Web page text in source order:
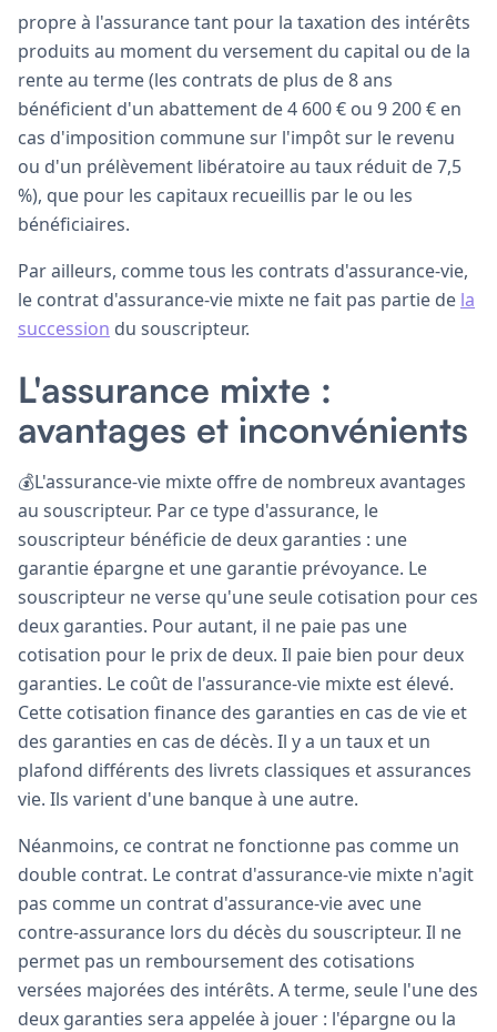
propre à l'assurance tant pour la taxation des intérêts
produits au moment du versement du capital ou de la
rente au terme (les contrats de plus de 8 ans
bénéficient d'un abattement de 4 600 € ou 9 200 € en
cas d'imposition commune sur l'impôt sur le revenu
ou d'un prélèvement libératoire au taux réduit de 7,5
%), que pour les capitaux recueillis par le ou les
bénéficiaires.
Par ailleurs, comme tous les contrats d'assurance-vie,
le contrat d'assurance-vie mixte ne fait pas partie de la
succession du souscripteur.
L'assurance mixte :
avantages et inconvénients
💰L'assurance-vie mixte offre de nombreux avantages
au souscripteur. Par ce type d'assurance, le
souscripteur bénéficie de deux garanties : une
garantie épargne et une garantie prévoyance. Le
souscripteur ne verse qu'une seule cotisation pour ces
deux garanties. Pour autant, il ne paie pas une
cotisation pour le prix de deux. Il paie bien pour deux
garanties. Le coût de l'assurance-vie mixte est élevé.
Cette cotisation finance des garanties en cas de vie et
des garanties en cas de décès. Il y a un taux et un
plafond différents des livrets classiques et assurances
vie. Ils varient d'une banque à une autre.
Néanmoins, ce contrat ne fonctionne pas comme un
double contrat. Le contrat d'assurance-vie mixte n'agit
pas comme un contrat d'assurance-vie avec une
contre-assurance lors du décès du souscripteur. Il ne
permet pas un remboursement des cotisations
versées majorées des intérêts. A terme, seule l'une des
deux garanties sera appelée à jouer : l'épargne ou la